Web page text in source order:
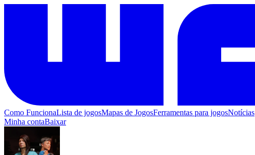
Como FuncionaLista de jogosMapas de JogosFerramentas para jogosNotícias
Minha contaBaixar